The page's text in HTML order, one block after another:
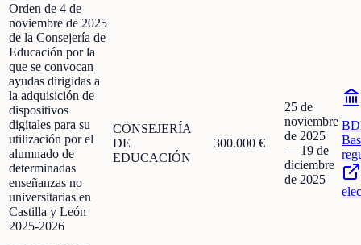
Orden de 4 de
noviembre de 2025
de la Consejería de
Educación por la
que se convocan
ayudas dirigidas a
la adquisición de
dispositivos
digitales para su
utilización por el
alumnado de
determinadas
enseñanzas no
universitarias en
Castilla y León
2025-2026
CONSEJERÍA
DE
EDUCACIÓN
300.000 €
25 de
noviembre
de 2025
— 19 de
diciembre
de 2025